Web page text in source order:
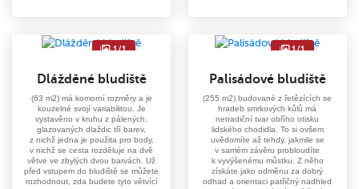
1/1
Dlážděné bludiště
(63 m2) má komorní rozměry a je
kouzelné svojí variabilitou. Je
vystavěno v kruhu z pálených,
glazovaných dlaždic tří barev,
z nichž jedna je použita pro body,
v nichž se cesta rozděluje na dvě
větve ve zbylých dvou barvách. Už
před vstupem do bludiště se můžete
rozhodnout, zda budete tyto větvící
1/1
Palisádové bludiště
(255 m2) budované z řetězících se
hradeb smrkových kůlů má
netradiční tvar obřího otisku
lidského chodidla. To si ovšem
uvědomíte až tehdy, jakmile se
v samém závěru probloudíte
k vyvýšenému můstku. Z něho
získáte jako odměnu za dobrý
odhad a orientaci patřičný nadhled